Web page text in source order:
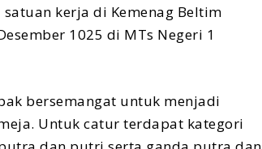
kerja di Kemenag Beltim
1025 di MTs Negeri 1
bersemangat untuk menjadi
Untuk catur terdapat kategori